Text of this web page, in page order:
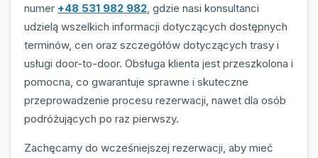
numer +48 531 982 982 , gdzie nasi konsultanci
udzielą wszelkich informacji dotyczących dostępnych
terminów, cen oraz szczegółów dotyczących trasy i
usługi door-to-door. Obsługa klienta jest przeszkolona i
pomocna, co gwarantuje sprawne i skuteczne
przeprowadzenie procesu rezerwacji, nawet dla osób
podróżujących po raz pierwszy.
Zachęcamy do wcześniejszej rezerwacji, aby mieć